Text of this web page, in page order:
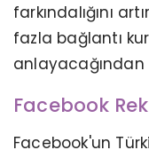
farkındalığını
fazla bağlantı
anlayacağından
Facebook
Facebook'un